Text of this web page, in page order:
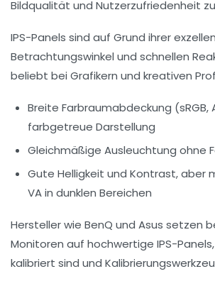
Bildqualität und Nutzerzufriedenheit
IPS-Panels sind auf Grund ihrer
Betrachtungswinkel und schnellen
beliebt bei Grafikern und kreativen
Breite Farbraumabdeckung (sRGB,
farbgetreue Darstellung
Gleichmäßige Ausleuchtung ohne
Gute Helligkeit und Kontrast, aber
VA in dunklen Bereichen
Hersteller wie BenQ und Asus setzen
Monitoren auf hochwertige IPS-
kalibriert sind und